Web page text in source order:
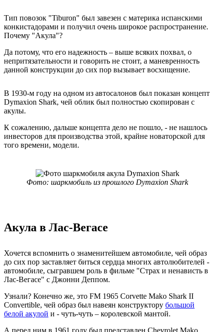
Тип повозок "Tiburon" был завезен с материка испанскими
конкистадорами и получил очень широкое распространение.
Почему "Акула"?
Да потому, что его надежность – выше всяких похвал, о
непритязательности и говорить не стоит, а маневренность
данной конструкции до сих пор вызывает восхищение.
В 1930-м году на одном из автосалонов был показан концепт
Dymaxion Shark, чей облик был полностью скопирован с
акулы.
К сожалению, дальше концепта дело не пошло, - не нашлось
инвесторов для производства этой, крайне новаторской для
того времени, модели.
Фото: шаркмобиль из прошлого Dymaxion Shark
Акула в Лас-Вегасе
Хочется вспомнить о знаменитейшем автомобиле, чей образ
до сих пор заставляет биться сердца многих автолюбителей -
автомобиле, сыгравшем роль в фильме "Страх и ненависть в
Лас-Вегасе" с Джонни Деппом.
Узнали? Конечно же, это FM 1965 Corvette Mako Shark ІІ
Convertible, чей образ был навеян конструктору большой
белой акулой и - чуть-чуть – королевской мантой.
А перед ним в 1961 году был представлен Chevrolet Mako